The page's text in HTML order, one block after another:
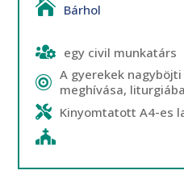
Bárhol
egy civil munkatárs
A gyerekek
meghívása,
Kinyomtatott A4-es